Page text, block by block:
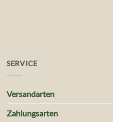
SERVICE
Versandarten
Zahlungsarten